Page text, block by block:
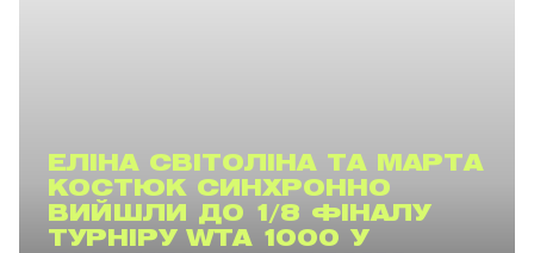
ЕЛІНА СВІТОЛІНА ТА МАРТА
КОСТЮК СИНХРОННО
ВИЙШЛИ ДО 1/8 ФІНАЛУ
ТУРНІРУ WTA 1000 У